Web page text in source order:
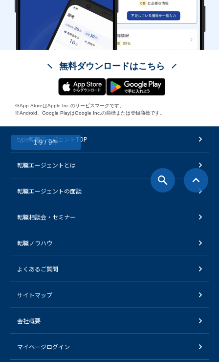
1-9 / 9件
無料ダウンロードはこちら
※App StoreはApple Inc.のサービスマークです。
※Android、Google PlayはGoogle Inc.の商標または登録商標です。
type転職エージェントTOP
転職エージェントとは
転職エージェントの面談
転職相談会・セミナー
転職ノウハウ
よくあるご質問
サイトマップ
会社概要
マイページログイン